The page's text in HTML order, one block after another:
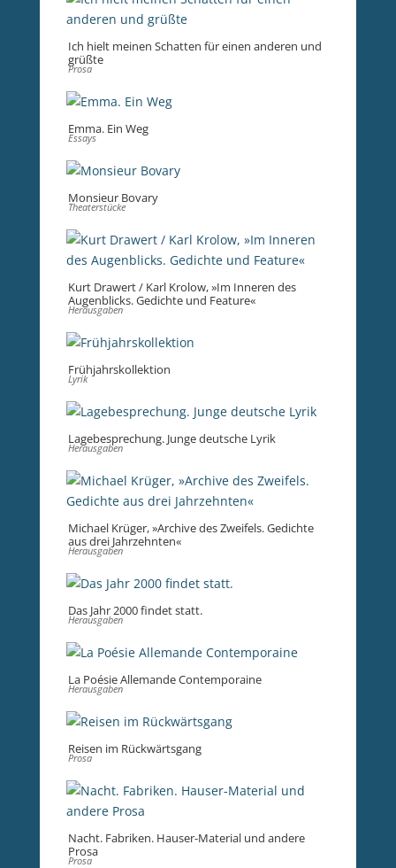
Ich hielt meinen Schatten für einen anderen und
grüßte
Prosa
Emma. Ein Weg
Essays
Monsieur Bovary
Theaterstücke
Kurt Drawert / Karl Krolow, »Im Inneren des
Augenblicks. Gedichte und Feature«
Herausgaben
Frühjahrskollektion
Lyrik
Lagebesprechung. Junge deutsche Lyrik
Herausgaben
Michael Krüger, »Archive des Zweifels. Gedichte
aus drei Jahrzehnten«
Herausgaben
Das Jahr 2000 findet statt.
Herausgaben
La Poésie Allemande Contemporaine
Herausgaben
Reisen im Rückwärtsgang
Prosa
Nacht. Fabriken. Hauser-Material und andere
Prosa
Prosa